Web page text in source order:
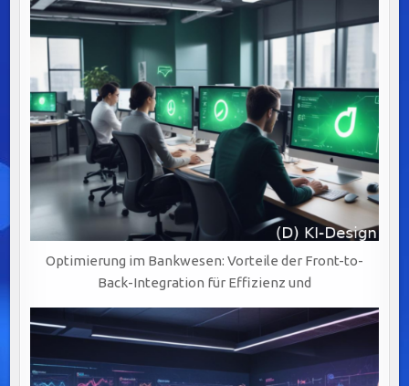
Optimierung im Bankwesen: Vorteile der Front-to-
Back-Integration für Effizienz und